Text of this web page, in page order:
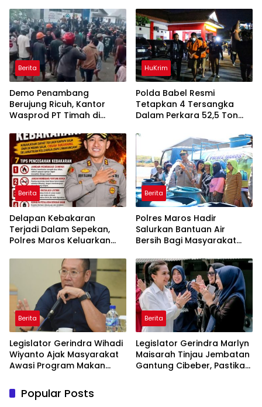
Berita
Demo Penambang
Berujung Ricuh, Kantor
Wasprod PT Timah di
HuKrim
Polda Babel Resmi
Tetapkan 4 Tersangka
Dalam Perkara 52,5 Ton
Belitung
Berita
Delapan Kebakaran
Terjadi Dalam Sepekan,
Polres Maros Keluarkan
Masyarakat
Berita
Polres Maros Hadir
Salurkan Bantuan Air
Bersih Bagi Masyarakat
Di Maros
Berita
Legislator Gerindra Wihadi
Wiyanto Ajak Masyarakat
Awasi Program Makan
Sasaran
Berita
Legislator Gerindra Marlyn
Maisarah Tinjau Jembatan
Gantung Cibeber, Pastikan
Popular Posts